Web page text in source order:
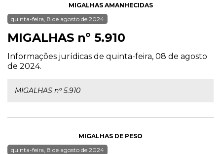
MIGALHAS AMANHECIDAS
quinta-feira, 8 de agosto de 2024
MIGALHAS nº 5.910
Informações jurídicas de quinta-feira, 08 de agosto
de 2024.
MIGALHAS nº 5.910
MIGALHAS DE PESO
quinta-feira, 8 de agosto de 2024